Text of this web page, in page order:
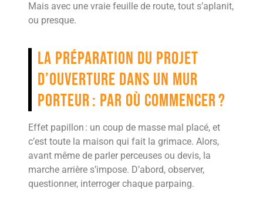
Mais avec une vraie feuille de route, tout s’aplanit,
ou presque.
La préparation du projet
d’ouverture dans un mur
porteur : par où commencer ?
Effet papillon : un coup de masse mal placé, et
c’est toute la maison qui fait la grimace. Alors,
avant même de parler perceuses ou devis, la
marche arrière s’impose. D’abord, observer,
questionner, interroger chaque parpaing.